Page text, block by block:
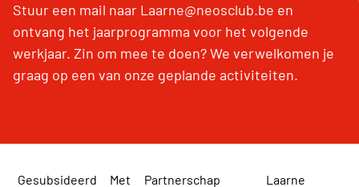
Stuur een mail naar Laarne@neosclub.be en
ontvang het jaarprogramma voor het volgende
werkjaar. Zin om mee te doen? We verwelkomen je
graag op een van onze geplande activiteiten.
Gesubsideerd Met Partnerschap Laarne